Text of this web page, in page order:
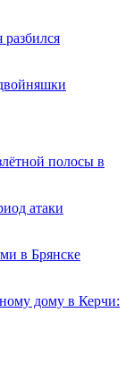
полосы в
атаки
в Брянске
дому в Керчи: